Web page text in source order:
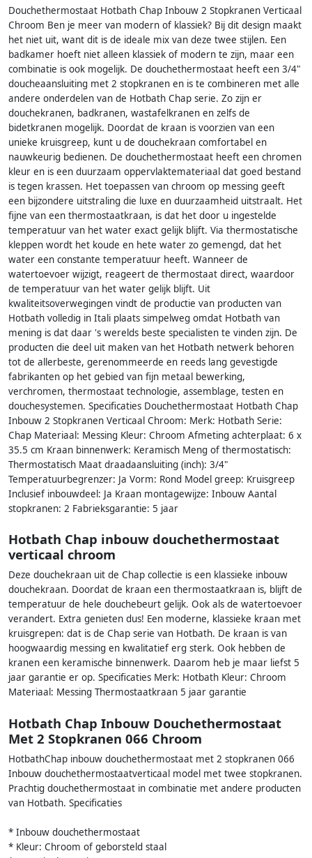
Douchethermostaat Hotbath Chap Inbouw 2 Stopkranen Verticaal
Chroom Ben je meer van modern of klassiek? Bij dit design maakt
het niet uit, want dit is de ideale mix van deze twee stijlen. Een
badkamer hoeft niet alleen klassiek of modern te zijn, maar een
combinatie is ook mogelijk. De douchethermostaat heeft een 3/4"
doucheaansluiting met 2 stopkranen en is te combineren met alle
andere onderdelen van de Hotbath Chap serie. Zo zijn er
douchekranen, badkranen, wastafelkranen en zelfs de
bidetkranen mogelijk. Doordat de kraan is voorzien van een
unieke kruisgreep, kunt u de douchekraan comfortabel en
nauwkeurig bedienen. De douchethermostaat heeft een chromen
kleur en is een duurzaam oppervlaktemateriaal dat goed bestand
is tegen krassen. Het toepassen van chroom op messing geeft
een bijzondere uitstraling die luxe en duurzaamheid uitstraalt. Het
fijne van een thermostaatkraan, is dat het door u ingestelde
temperatuur van het water exact gelijk blijft. Via thermostatische
kleppen wordt het koude en hete water zo gemengd, dat het
water een constante temperatuur heeft. Wanneer de
watertoevoer wijzigt, reageert de thermostaat direct, waardoor
de temperatuur van het water gelijk blijft. Uit
kwaliteitsoverwegingen vindt de productie van producten van
Hotbath volledig in Itali plaats simpelweg omdat Hotbath van
mening is dat daar 's werelds beste specialisten te vinden zijn. De
producten die deel uit maken van het Hotbath netwerk behoren
tot de allerbeste, gerenommeerde en reeds lang gevestigde
fabrikanten op het gebied van fijn metaal bewerking,
verchromen, thermostaat technologie, assemblage, testen en
douchesystemen. Specificaties Douchethermostaat Hotbath Chap
Inbouw 2 Stopkranen Verticaal Chroom: Merk: Hotbath Serie:
Chap Materiaal: Messing Kleur: Chroom Afmeting achterplaat: 6 x
35.5 cm Kraan binnenwerk: Keramisch Meng of thermostatisch:
Thermostatisch Maat draadaansluiting (inch): 3/4"
Temperatuurbegrenzer: Ja Vorm: Rond Model greep: Kruisgreep
Inclusief inbouwdeel: Ja Kraan montagewijze: Inbouw Aantal
stopkranen: 2 Fabrieksgarantie: 5 jaar
Hotbath Chap inbouw douchethermostaat
verticaal chroom
Deze douchekraan uit de Chap collectie is een klassieke inbouw
douchekraan. Doordat de kraan een thermostaatkraan is, blijft de
temperatuur de hele douchebeurt gelijk. Ook als de watertoevoer
verandert. Extra genieten dus! Een moderne, klassieke kraan met
kruisgrepen: dat is de Chap serie van Hotbath. De kraan is van
hoogwaardig messing en kwalitatief erg sterk. Ook hebben de
kranen een keramische binnenwerk. Daarom heb je maar liefst 5
jaar garantie er op. Specificaties Merk: Hotbath Kleur: Chroom
Materiaal: Messing Thermostaatkraan 5 jaar garantie
Hotbath Chap Inbouw Douchethermostaat
Met 2 Stopkranen 066 Chroom
HotbathChap inbouw douchethermostaat met 2 stopkranen 066
Inbouw douchethermostaatverticaal model met twee stopkranen.
Prachtig douchethermostaat in combinatie met andere producten
van Hotbath. Specificaties
* Inbouw douchethermostaat
* Kleur: Chroom of geborsteld staal